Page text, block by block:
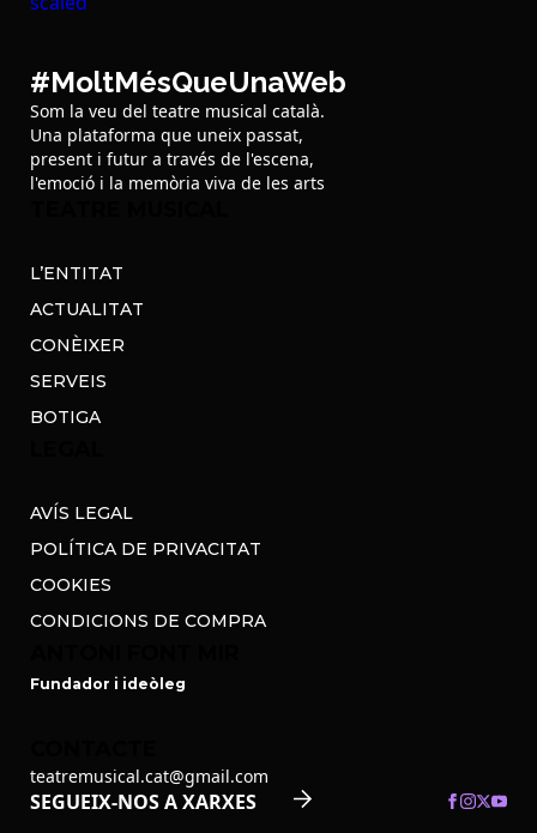
#MoltMésQueUnaWeb
Som la veu del teatre musical català.
Una plataforma que uneix passat,
present i futur a través de l'escena,
l'emoció i la memòria viva de les arts
L’ENTITAT
ACTUALITAT
CONÈIXER
SERVEIS
BOTIGA
AVÍS LEGAL
POLÍTICA DE PRIVACITAT
COOKIES
CONDICIONS DE COMPRA
Fundador i ideòleg
teatremusical.cat@gmail.com
SEGUEIX-NOS A XARXES